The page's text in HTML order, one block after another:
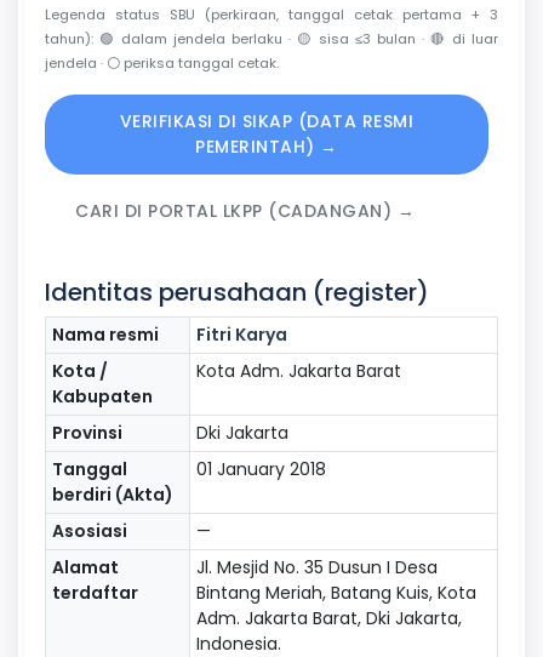
Legenda status SBU (perkiraan, tanggal cetak pertama + 3
tahun): 🟢 dalam jendela berlaku · 🟡 sisa ≤3 bulan · 🔴 di luar
jendela · ⚪ periksa tanggal cetak.
VERIFIKASI DI SIKAP (DATA RESMI
PEMERINTAH) →
CARI DI PORTAL LKPP (CADANGAN) →
Identitas perusahaan (register)
Nama resmi
Fitri Karya
Kota /
Kabupaten
Kota Adm. Jakarta Barat
Provinsi
Dki Jakarta
Tanggal
berdiri (Akta)
01 January 2018
Asosiasi
—
Alamat
terdaftar
Jl. Mesjid No. 35 Dusun I Desa
Bintang Meriah, Batang Kuis, Kota
Adm. Jakarta Barat, Dki Jakarta,
Indonesia.